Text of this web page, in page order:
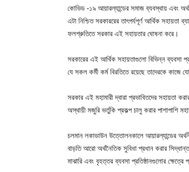
কোভিড -১৯ আয়ারল্যান্ডের সমাজ ব্যবস্থায় এবং
এটা নিশ্চিত সরকাররের তাৎপর্যপূর্ণ আর্থিক
ফলশ্রুতিতে সরকার এই সহায়তার ঘোষনা করে।
সরকারের এই আর্থিক সহায়তাগুলো বিভিন্ন ব্যবসা
যে সকল কর্মী কর্ম বিরতিতে রয়েছে তাদেরকে কাজে
সরকার এই মহামারী দ্বারা প্রভাবিতদের সহায়তা
অস্থায়ী মজুরি ভর্তুকি প্রকল্প চালু করার পাশাপাশি
চলমান লকাডাউন উত্তোলনকালে আয়ারল্যান্ডের
বাড়তি আরো অর্থনৈতিক সুবিধা প্রধান করার
মাঝারি এবং বৃহত্তর ব্যবসা প্রতিষ্ঠানগুলোর